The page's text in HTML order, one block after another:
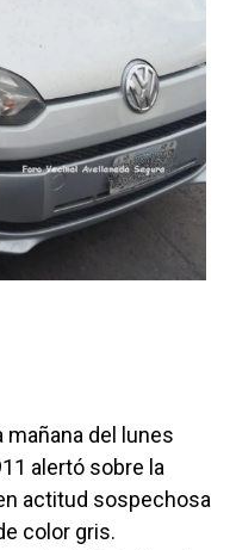
mañana del lunes
alertó sobre la
actitud sospechosa
color gris.